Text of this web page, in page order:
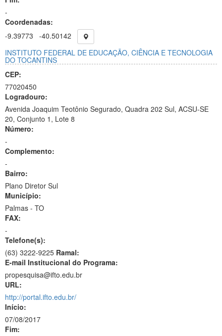
-
Coordenadas:
-9.39773
-40.50142
INSTITUTO FEDERAL DE EDUCAÇÃO, CIÊNCIA E TECNOLOGIA
DO TOCANTINS
CEP:
77020450
Logradouro:
Avenida Joaquim Teotônio Segurado, Quadra 202 Sul, ACSU-SE
20, Conjunto 1, Lote 8
Número:
-
Complemento:
-
Bairro:
Plano Diretor Sul
Município:
Palmas - TO
FAX:
-
Telefone(s):
(63) 3222-9225 Ramal:
E-mail Institucional do Programa:
propesquisa@ifto.edu.br
URL:
http://portal.ifto.edu.br/
Início:
07/08/2017
Fim: